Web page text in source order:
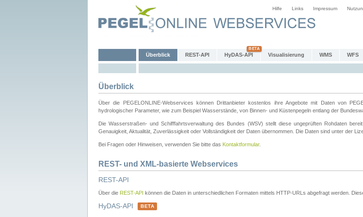
Hilfe Links Impressum
Überblick REST-API HyDAS-API Visualisierung WMS WFS
Überblick
Über die PEGELONLINE-Webservices können Drittanbieter kostenlos ihre Angebote mit Daten von
hydrologischer Parameter, wie zum Beispiel Wasserstände, von Binnen- und Küstenpegeln entlang der
Die Wasserstraßen- und Schifffahrtsverwaltung des Bundes (WSV) stellt diese ungeprüften Rohdaten
Genauigkeit, Aktualität, Zuverlässigkeit oder Vollständigkeit der Daten übernommen. Die Daten sind unter der
Bei Fragen oder Hinweisen, verwenden Sie bitte das Kontaktformular.
REST- und XML-basierte Webservices
REST-API
Über die REST-API können die Daten in unterschiedlichen Formaten mittels HTTP-URLs abgefragt werden.
HyDAS-API BETA